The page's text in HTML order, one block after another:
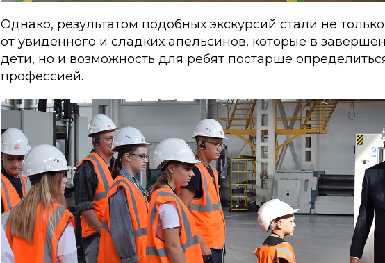
Однако, результатом подобных экскурсий стали не
от увиденного и сладких апельсинов, которые в
дети, но и возможность для ребят постарше
профессией.